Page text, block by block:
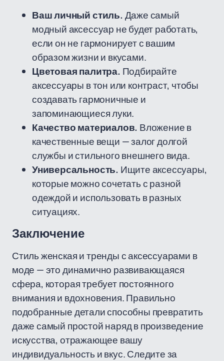
Ваш личный стиль. Даже самый
модный аксессуар не будет работать,
если он не гармонирует с вашим
образом жизни и вкусами.
Цветовая палитра. Подбирайте
аксессуары в тон или контраст, чтобы
создавать гармоничные и
запоминающиеся луки.
Качество материалов. Вложение в
качественные вещи — залог долгой
службы и стильного внешнего вида.
Универсальность. Ищите аксессуары,
которые можно сочетать с разной
одеждой и использовать в разных
ситуациях.
Заключение
Стиль женская и тренды с аксессуарами в
моде — это динамично развивающаяся
сфера, которая требует постоянного
внимания и вдохновения. Правильно
подобранные детали способны превратить
даже самый простой наряд в произведение
искусства, отражающее вашу
индивидуальность и вкус. Следите за